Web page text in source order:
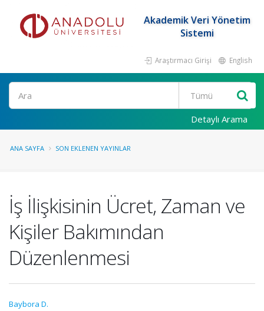
Akademik Veri Yönetim
Sistemi
Araştırmacı Girişi English
Ara
Detaylı Arama
ANA SAYFA SON EKLENEN YAYINLAR
İş İlişkisinin Ücret, Zaman ve
Kişiler Bakımından
Düzenlenmesi
Baybora D.